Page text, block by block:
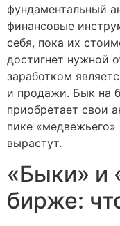
фундаментальный
финансовые
себя, пока их
достигнет нужной
заработком
и продажи. Бык на
приобретает свои
пике
вырастут.
«Быки» и
бирже: